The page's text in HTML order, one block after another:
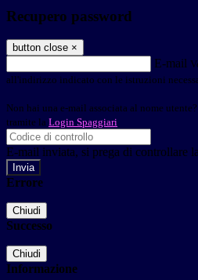
Recupero password
button close ×
E-mail
all'indirizzo indicato con le istruzioni
Non hai una e-mail associata al nome
tramite la Login Spaggiari
E-mail inviata, si prega di controllare
Errore
Chiudi
Successo
Chiudi
Informazione